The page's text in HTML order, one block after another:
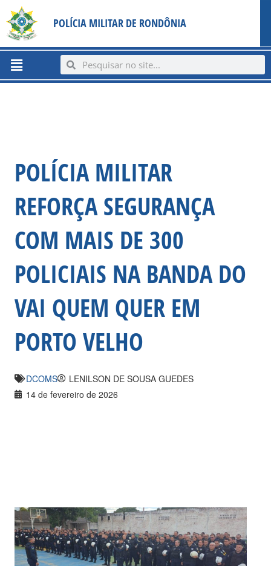
content
para
conteúdo
POLÍCIA MILITAR DE RONDÔNIA
Menu SearchSearch
POLÍCIA MILITAR
REFORÇA SEGURANÇA
COM MAIS DE 300
POLICIAIS NA BANDA DO
VAI QUEM QUER EM
PORTO VELHO
DCOMS
LENILSON DE SOUSA GUEDES
14 de fevereiro de 2026